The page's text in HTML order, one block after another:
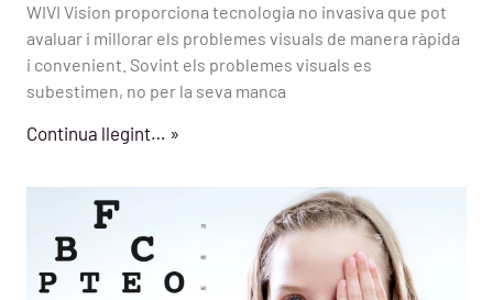
WIVI Vision proporciona tecnologia no invasiva que pot
avaluar i millorar els problemes visuals de manera ràpida
i convenient. Sovint els problemes visuals es
subestimen, no per la seva manca
Continua llegint… »